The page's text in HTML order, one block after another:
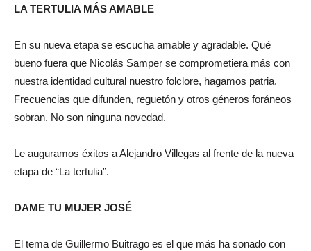
LA TERTULIA MÁS AMABLE
En su nueva etapa se escucha amable y agradable. Qué
bueno fuera que Nicolás Samper se comprometiera más con
nuestra identidad cultural nuestro folclore, hagamos patria.
Frecuencias que difunden, reguetón y otros géneros foráneos
sobran. No son ninguna novedad.
Le auguramos éxitos a Alejandro Villegas al frente de la nueva
etapa de “La tertulia”.
DAME TU MUJER JOSÉ
El tema de Guillermo Buitrago es el que más ha sonado con